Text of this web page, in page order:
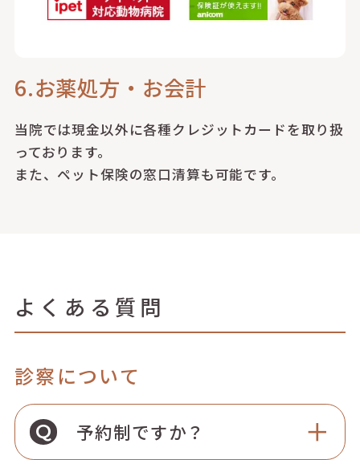
6.お薬処方・お会計
当院では現金以外に各種クレジットカードを取り扱
っております。
また、ペット保険の窓口清算も可能です。
よくある質問
診察について
予約制ですか？